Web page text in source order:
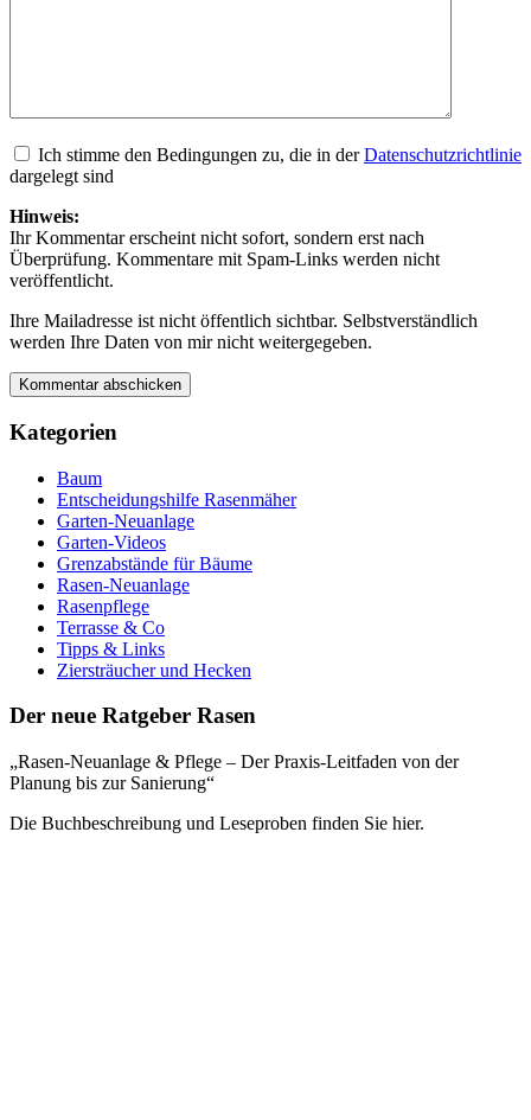
Ich stimme den Bedingungen zu, die in derDatenschutzrichtlinie
dargelegt sind
Hinweis:
Ihr Kommentar erscheint nicht sofort, sondern erst nach
Überprüfung. Kommentare mit Spam-Links werden nicht
veröffentlicht.
Ihre Mailadresse ist nicht öffentlich sichtbar. Selbstverständlich
werden Ihre Daten von mir nicht weitergegeben.
Kategorien
Baum
Entscheidungshilfe Rasenmäher
Garten-Neuanlage
Garten-Videos
Grenzabstände für Bäume
Rasen-Neuanlage
Rasenpflege
Terrasse & Co
Tipps & Links
Ziersträucher und Hecken
Der neue Ratgeber Rasen
„Rasen-Neuanlage & Pflege – Der Praxis-Leitfaden von der
Planung bis zur Sanierung“
Die Buchbeschreibung und Leseproben finden Sie hier.